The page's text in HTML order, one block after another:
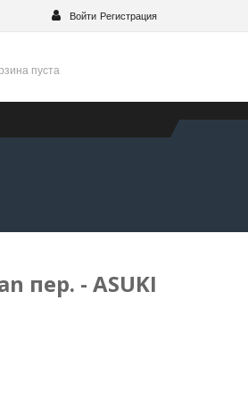
Войти Регистрация
пуста
пер. - ASUKI